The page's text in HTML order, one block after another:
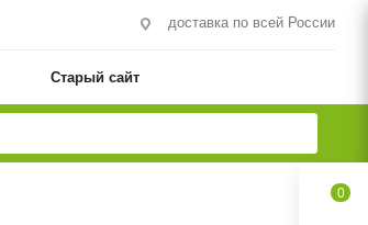
доставка по всей России
Старый сайт
0